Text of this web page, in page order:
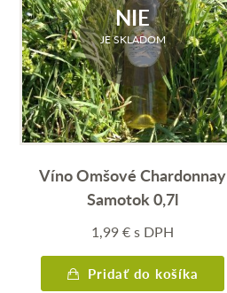
NIE
JE SKLADOM
Víno Omšové Chardonnay
Samotok 0,7l
1,99€s DPH
Pridať do košíka